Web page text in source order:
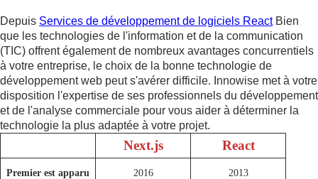
Depuis Services de développement de logiciels ReactBien
que les technologies de l'information et de la communication
(TIC) offrent également de nombreux avantages concurrentiels
à votre entreprise, le choix de la bonne technologie de
développement web peut s'avérer difficile. Innowise met à votre
disposition l'expertise de ses professionnels du développement
et de l'analyse commerciale pour vous aider à déterminer la
technologie la plus adaptée à votre projet.
Next.js React
Premier est apparu 2016 2013